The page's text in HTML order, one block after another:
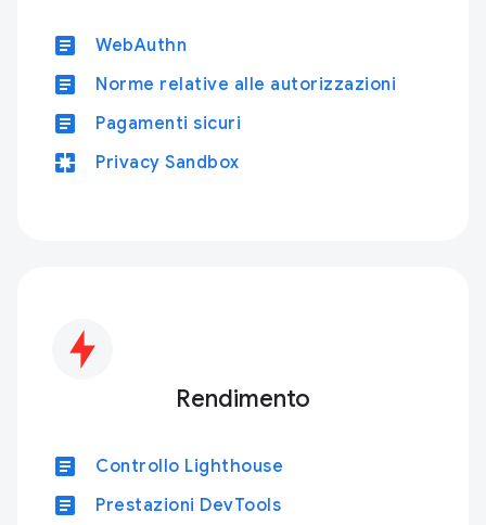
article WebAuthn
article Norme relative alle autorizzazioni
article Pagamenti sicuri
pages Privacy Sandbox
Rendimento
article Controllo Lighthouse
article Prestazioni DevTools